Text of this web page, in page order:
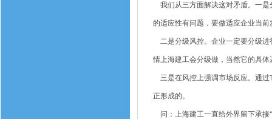
我们从三方面解决这对矛盾。一是
的适应性有问题，要做适应企业当前
二是分级风控。企业一定要分级进
情上海建工会分级做，当然它的具体
三是在风控上强调市场反应。通过
正形成的。
问：上海建工一直给外界留下承接